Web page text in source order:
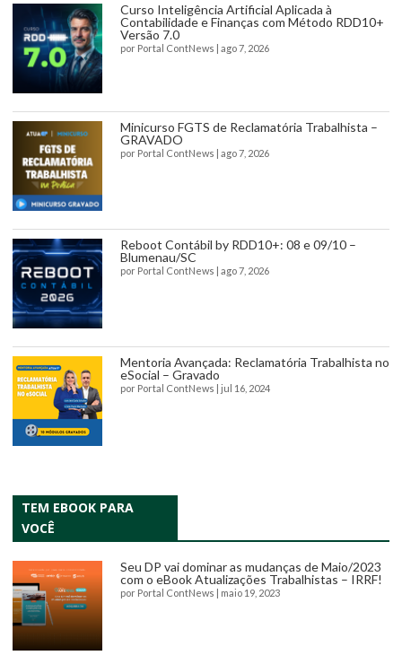
Curso Inteligência Artificial Aplicada à
Contabilidade e Finanças com Método RDD10+
Versão 7.0
por Portal ContNews | ago 7, 2026
Minicurso FGTS de Reclamatória Trabalhista –
GRAVADO
por Portal ContNews | ago 7, 2026
Reboot Contábil by RDD10+: 08 e 09/10 –
Blumenau/SC
por Portal ContNews | ago 7, 2026
Mentoria Avançada: Reclamatória Trabalhista no
eSocial – Gravado
por Portal ContNews | jul 16, 2024
TEM EBOOK PARA
VOCÊ
Seu DP vai dominar as mudanças de Maio/2023
com o eBook Atualizações Trabalhistas – IRRF!
por Portal ContNews | maio 19, 2023